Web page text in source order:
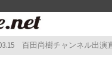
百田尚樹チャンネル出演